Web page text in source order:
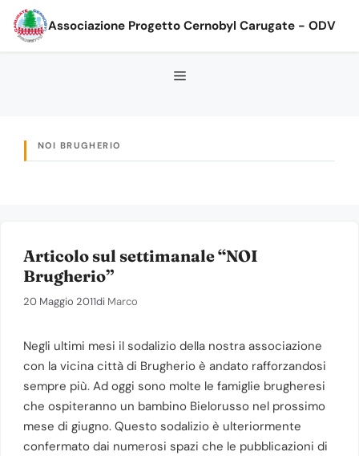
Associazione Progetto Cernobyl Carugate - ODV
NOI BRUGHERIO
Articolo sul settimanale “NOI
Brugherio”
20 Maggio 2011di Marco
Negli ultimi mesi il sodalizio della nostra associazione
con la vicina città di Brugherio è andato rafforzandosi
sempre più. Ad oggi sono molte le famiglie brugheresi
che ospiteranno un bambino Bielorusso nel prossimo
mese di giugno. Questo sodalizio è ulteriormente
confermato dai numerosi spazi che le pubblicazioni di